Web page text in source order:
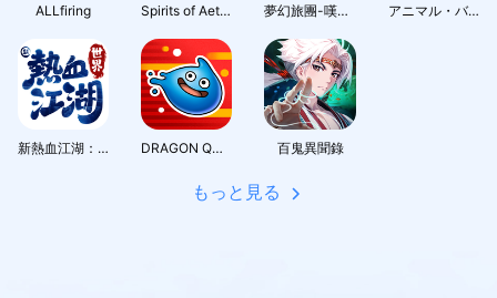
ALLfiring Spirits of Aetheria 夢幻旅團-嘆氣的亡靈想隱退聯動 アニマル・バスターズ
新熱血江湖：世界 DRAGON QUEST Smash/Grow 百鬼異聞錄
もっと見る